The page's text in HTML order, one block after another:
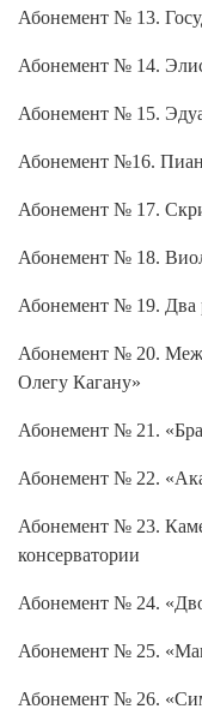
Абонемент № 13.
Абонемент № 14.
Абонемент № 15.
Абонемент №16.
Абонемент № 17.
Абонемент № 18.
Абонемент № 19. Два
Абонемент № 20.
Олегу Кагану»
Абонемент № 21.
Абонемент № 22.
Абонемент № 23.
консерватории
Абонемент № 24.
Абонемент № 25.
Абонемент № 26.